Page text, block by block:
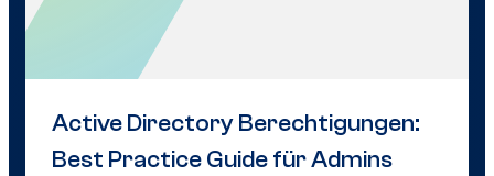
Active Directory Berechtigungen:
Best Practice Guide für Admins